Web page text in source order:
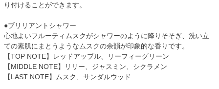
り付けることができます。
●ブリリアントシャワー
心地よいフルーティムスクがシャワーのように降りそそぎ、洗い立
ての素肌にまとうようなムスクの余韻が印象的な香りです。
【TOP NOTE】レッドアップル、リーフィーグリーン
【MIDDLE NOTE】リリー、ジャスミン、シクラメン
【LAST NOTE】ムスク、サンダルウッド